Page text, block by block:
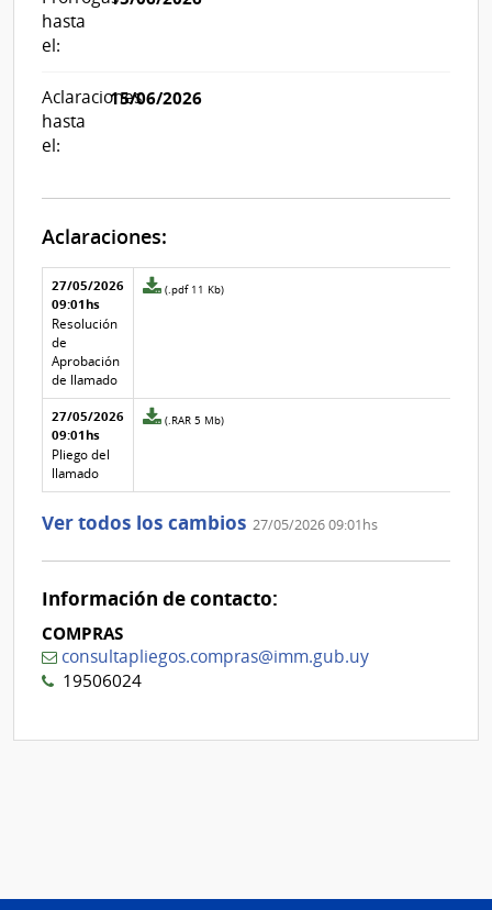
hasta
el:
Aclaraciones
hasta
el:
15/06/2026
Aclaraciones:
Aclaraciones del llamado
Fecha y
texto de
la
aclaración
27/05/2026
09:01hs
Resolución
de
Aprobación
de llamado
Archivo
3
(.pdf 11 Kb)
27/05/2026
09:01hs
Pliego del
llamado
Archivo
aclaración
2
(.RAR 5 Mb)
Ver todos los cambios 27/05/2026 09:01hs
Información de contacto:
COMPRAS
consultapliegos.compras@imm.gub.uy
19506024